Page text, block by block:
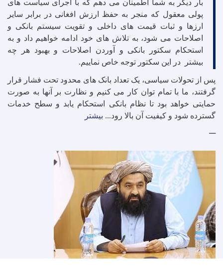
بار دیگر به شما اطمینان می دهم که با اجرای سیاست های
پولی معقول که منجر به حفظ ارزش افغانی در برابر سایر
ارزها و ثبات قیمت های داخلی و تقویت سیستم بانکی و
اصلاحات می شود، به تلاش های خود ادامه خواهیم داد و به
استحکام سکتور بانکی و آوردن اصلاحات و بهبود هر چه
بیشتر در این سکتور توجه خاص نماییم.
پس از تحولات سیاسی، یک تعداد بانک های محدود تحت فشار قرار
گرفتند، ما با تمام توان کار می کنیم و نظارت بر آنها به صورت
حمایتی خواهد بود تا نظام بانکی استحکام یابد و سطح خدمات
گسترده شود و کیفیت آن بالا رود.
.
. بیشتر